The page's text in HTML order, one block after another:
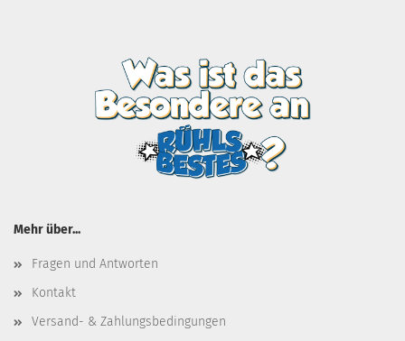
Mehr über...
Fragen und Antworten
Kontakt
Versand- & Zahlungsbedingungen